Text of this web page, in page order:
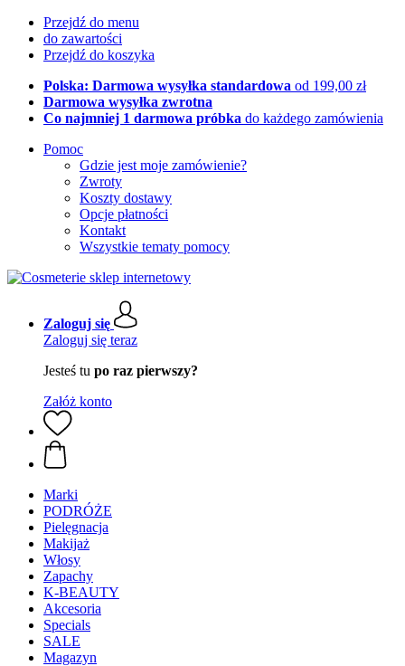
Przejdź do menu
do zawartości
Przejdź do koszyka
Polska: Darmowa wysyłka standardowa od 199,00 zł
Darmowa wysyłka zwrotna
Co najmniej 1 darmowa próbka do każdego zamówienia
Pomoc
Gdzie jest moje zamówienie?
Zwroty
Koszty dostawy
Opcje płatności
Kontakt
Wszystkie tematy pomocy
Zaloguj się
Zaloguj się teraz
Jesteś tu po raz pierwszy?
Załóż konto
Marki
PODRÓŻE
Pielęgnacja
Makijaż
Włosy
Zapachy
K-BEAUTY
Akcesoria
Specials
SALE
Magazyn